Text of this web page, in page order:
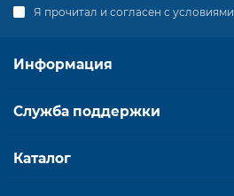
Я прочитал и согласен с условиями
Информация
Служба поддержки
Каталог